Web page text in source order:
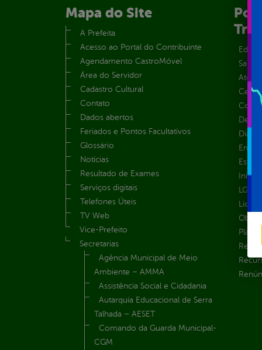
Mapa do Site
A Prefeita
Acesso ao Portal do Contribuinte
Agendamento CastroMóvel
Área do Servidor
Cadastro Cultural
Contato
Dados abertos
Feriados e Pontos Facultativos
Glossário
Notícias
Resultado de Exames
Serviços digitais
Telefones Úteis
TV Web
Vice-Prefeito
Secretarias
Agência Municipal de Meio
Ambiente – AMMA
Assistência Social e Cidadania
Autarquia Educacional de Serra
Talhada – AESET
Comando da Guarda Municipal-
CGM
Saúde
Atos
Diárias
Inicio
Obras